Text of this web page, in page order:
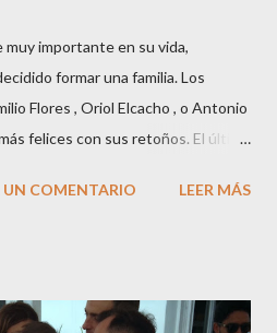
muy importante en su vida,
formar una familia. Los
Flores , Oriol Elcacho , o Antonio
felices con sus retoños. El último
poco más de una semana. El top
niño. Marta ha sido toda una
UN COMENTARIO LEER MÁS